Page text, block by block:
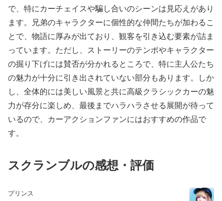
で、特にカーチェイスや騙し合いのシーンは見応えがあり
ます。兄弟のキャラクターに個性的な仲間たちが加わるこ
とで、物語に厚みが出ており、観客を引き込む要素が詰ま
っています。ただし、ストーリーのテンポやキャラクター
の掘り下げには賛否が分かれるところで、特に主人公たち
の魅力が十分に引き出されていない部分もあります。しか
し、全体的には美しい風景と共に高級クラシックカーの魅
力が存分に楽しめ、最後までハラハラさせる展開が待って
いるので、カーアクションファンにはおすすめの作品で
す。
スクランブルの感想・評価
プリンス